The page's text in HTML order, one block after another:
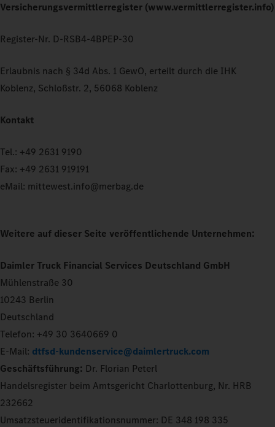
Versicherungsvermittlerregister (www.vermittlerregister.info)
Register-Nr. D-RSB4-4BPEP-30
Erlaubnis nach § 34d Abs. 1 GewO, erteilt durch die IHK
Koblenz, Schloßstr. 2, 56068 Koblenz
Kontakt
Tel.: +49 2631 9190
Fax: +49 2631 919191
eMail: mittewest.info@merbag.de
Weitere auf dieser Seite veröffentlichende Unternehmen:
Daimler Truck Financial Services Deutschland GmbH
Mühlenstraße 30
10243 Berlin
Deutschland
Telefon: +49 30 3640669 0
E-Mail: dtfsd-kundenservice@daimlertruck.com
Geschäftsführung: Dr. Florian Peterl
Handelsregister beim Amtsgericht Charlottenburg, Nr. HRB
232662
Umsatzsteueridentifikationsnummer: DE 348 198 335